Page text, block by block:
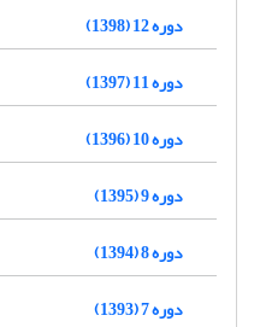
دوره 12 (1398)
دوره 11 (1397)
دوره 10 (1396)
دوره 9 (1395)
دوره 8 (1394)
دوره 7 (1393)